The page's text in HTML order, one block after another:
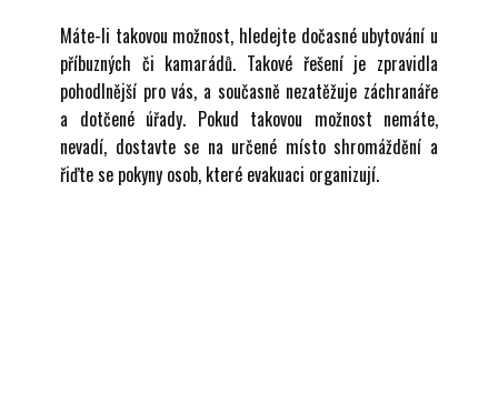
Máte-li takovou možnost, hledejte dočasné ubytování u
příbuzných či kamarádů. Takové řešení je zpravidla
pohodlnější pro vás, a současně nezatěžuje záchranáře
a dotčené úřady. Pokud takovou možnost nemáte,
nevadí, dostavte se na určené místo shromáždění a
řiďte se pokyny osob, které evakuaci organizují.